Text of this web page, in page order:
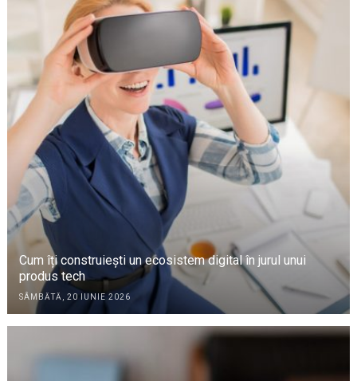
Cum îți construiești un ecosistem digital în jurul unui
produs tech
SÂMBĂTĂ, 20 IUNIE 2026